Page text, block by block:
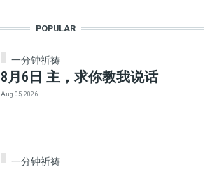
POPULAR
一分钟祈祷
8月6日 主，求你教我说话
Aug 05, 2026
一分钟祈祷